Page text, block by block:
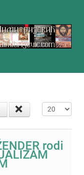
Приказ #
rodi